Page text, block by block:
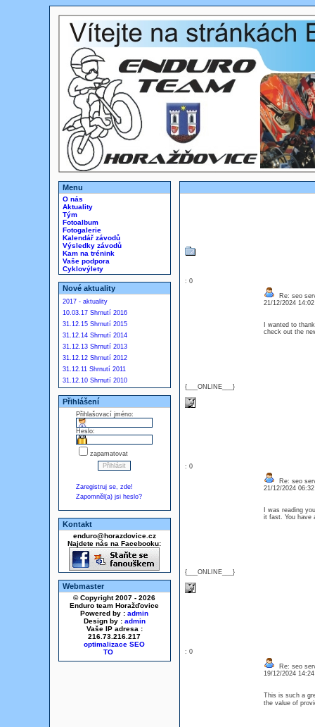
Menu
O nás
Aktuality
Tým
Fotoalbum
Fotogalerie
Kalendář závodů
Výsledky závodů
Kam na trénink
Vaše podpora
Cyklovýlety
Nové aktuality
2017 - aktuality
10.03.17 Shrnutí 2016
31.12.15 Shrnutí 2015
31.12.14 Shrnutí 2014
31.12.13 Shrnutí 2013
31.12.12 Shrnutí 2012
31.12.11 Shrnutí 2011
31.12.10 Shrnutí 2010
Přihlášení
Přihlašovací jméno:
Heslo:
zapamatovat
Zaregistruj se, zde!
Zapomněl(a) jsi heslo?
Kontakt
enduro@horazdovice.cz
Najdete nás na Facebooku:
Webmaster
© Copyright 2007 - 2026
Enduro team Horažďovice
Powered by : admin
Design by : admin
Vaše IP adresa :
216.73.216.217
optimalizace SEO
: 0
{___ONLINE___}
Re: seo
21/12/2024
I wanted to
check out the
: 0
{___ONLINE___}
Re: seo
21/12/2024
I was reading
it fast. You
: 0
Re: seo
19/12/2024
This is such a
the value of